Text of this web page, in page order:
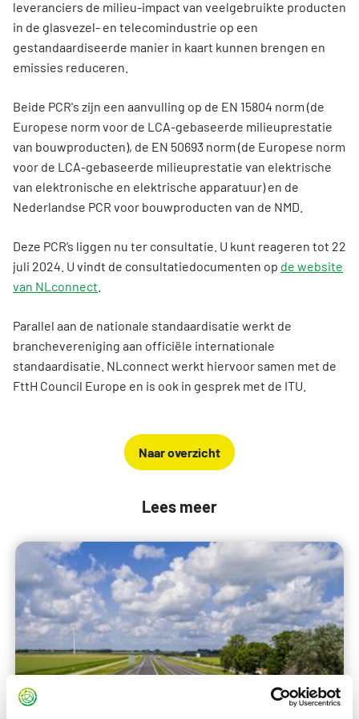
leveranciers de milieu-impact van veelgebruikte producten
in de glasvezel- en telecomindustrie op een
gestandaardiseerde manier in kaart kunnen brengen en
emissies reduceren.
Beide PCR's zijn een aanvulling op de EN 15804 norm (de
Europese norm voor de LCA-gebaseerde milieuprestatie
van bouwproducten), de EN 50693 norm (de Europese norm
voor de LCA-gebaseerde milieuprestatie van elektrische
van elektronische en elektrische apparatuur) en de
Nederlandse PCR voor bouwproducten van de NMD.
Deze PCR’s liggen nu ter consultatie. U kunt reageren tot 22
juli 2024. U vindt de consultatiedocumenten op de website
van NLconnect
Parallel aan de nationale standaardisatie werkt de
branchevereniging aan officiële internationale
standaardisatie. NLconnect werkt hiervoor samen met de
FttH Council Europe en is ook in gesprek met de ITU.
Naar overzicht
Lees meer